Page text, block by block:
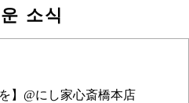
소식
】@にし家心斎橋本店